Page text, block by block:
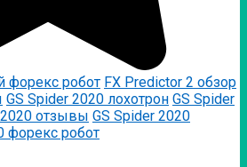
форекс робот FX Predictor 2 обзор
GS Spider 2020 лохотрон GS Spider
2020 отзывы GS Spider 2020
форекс робот